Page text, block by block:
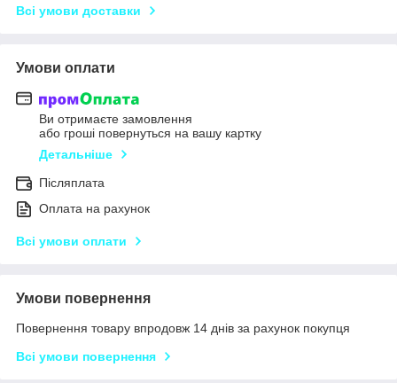
Всі умови доставки
Умови оплати
Ви отримаєте замовлення
або гроші повернуться на вашу картку
Детальніше
Післяплата
Оплата на рахунок
Всі умови оплати
Умови повернення
Повернення товару впродовж 14 днів за рахунок покупця
Всі умови повернення